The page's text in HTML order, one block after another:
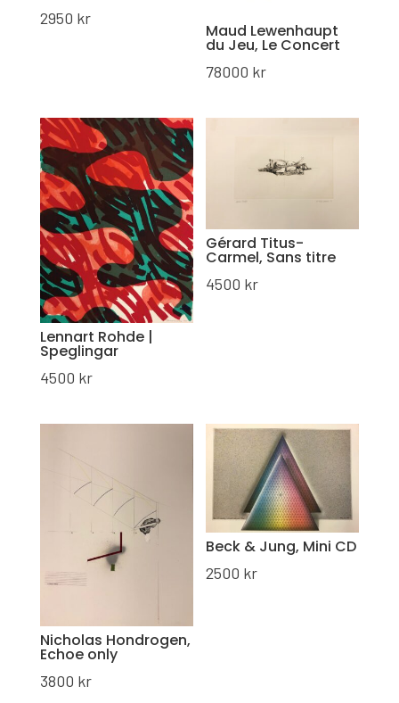
2950 kr
Maud Lewenhaupt
du Jeu, Le Concert
78000 kr
Lennart Rohde |
Speglingar
4500 kr
Gérard Titus-
Carmel, Sans titre
4500 kr
Nicholas Hondrogen,
Echoe only
3800 kr
Beck & Jung, Mini CD
2500 kr